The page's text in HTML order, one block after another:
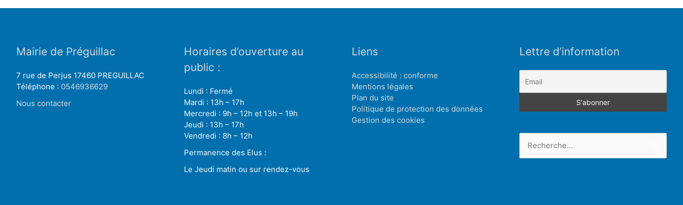
Mairie de Préguillac
7 rue de Perjus 17460 PREGUILLAC
Téléphone : 0546936629
Nous contacter
Horaires d’ouverture au
public :
Lundi : Fermé
Mardi : 13h – 17h
Mercredi : 9h – 12h et 13h – 19h
Jeudi : 13h – 17h
Vendredi : 8h – 12h
Permanence des Elus :
Le Jeudi matin ou sur rendez-vous
Liens
Accessibilité : conforme
Mentions légales
Plan du site
Politique de protection des données
Gestion des cookies
Lettre d’information